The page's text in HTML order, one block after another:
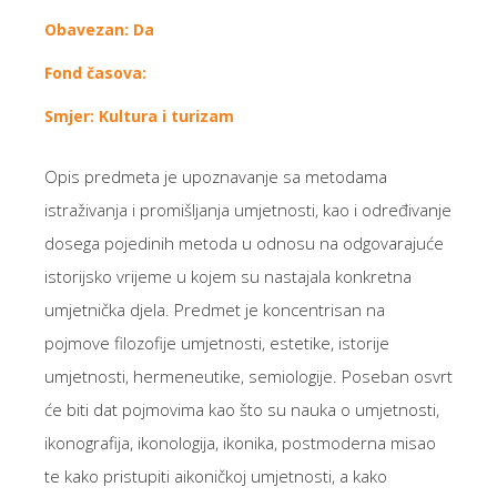
Obavezan: Da
Fond časova:
Smjer: Kultura i turizam
Opis predmeta je upoznavanje sa metodama
istraživanja i promišljanja umjetnosti, kao i određivanje
dosega pojedinih metoda u odnosu na odgovarajuće
istorijsko vrijeme u kojem su nastajala konkretna
umjetnička djela. Predmet je koncentrisan na
pojmove filozofije umjetnosti, estetike, istorije
umjetnosti, hermeneutike, semiologije. Poseban osvrt
će biti dat pojmovima kao što su nauka o umjetnosti,
ikonografija, ikonologija, ikonika, postmoderna misao
te kako pristupiti aikoničkoj umjetnosti, a kako